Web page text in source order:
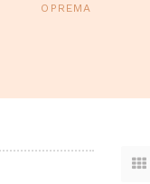
OPREMA